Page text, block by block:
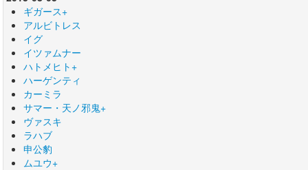
ギガース+
アルビトレス
イグ
イツァムナー
ハトメヒト+
ハーゲンティ
カーミラ
サマー・天ノ邪鬼+
ヴァスキ
ラハブ
申公豹
ムユウ+